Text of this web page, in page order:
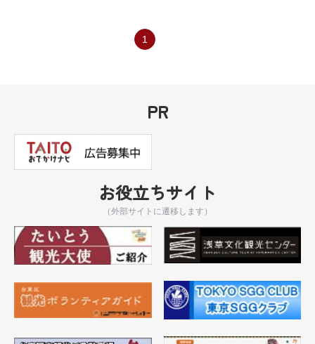
して、上半期の納めと新たな半期の息災を祈る祭礼です。富士の歴史や文化
に触れながら、子どもは夢中になって何度も登り、大人は精神的な体験を求
1
PR
お役立ちサイト
（外部サイトに遷移します）